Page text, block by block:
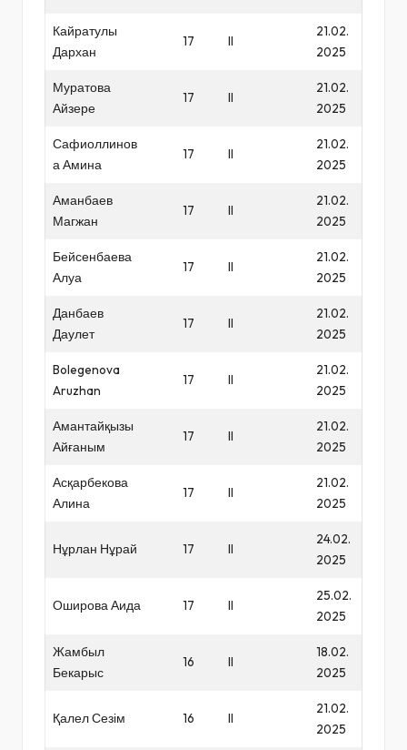
Кайратулы
Дархан
17 II
21.02.
2025
Муратова
Айзере
17 II
21.02.
2025
Сафиоллинов
а Амина
17 II
21.02.
2025
Аманбаев
Магжан
17 II
21.02.
2025
Бейсенбаева
Алуа
17 II
21.02.
2025
Данбаев
Даулет
17 II
21.02.
2025
Bolegenova
Aruzhan
17 II
21.02.
2025
Амантайқызы
Айғаным
17 II
21.02.
2025
Асқарбекова
Алина
17 II
21.02.
2025
Нұрлан Нұрай 17 II
24.02.
2025
Оширова Аида 17 II
25.02.
2025
Жамбыл
Бекарыс
16 II
18.02.
2025
Қалел Сезім 16 II
21.02.
2025